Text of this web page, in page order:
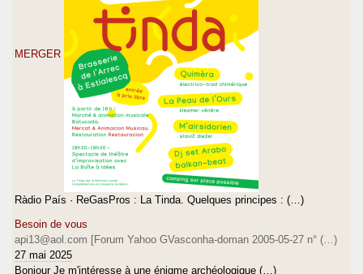
MERGER
Ràdio País · ReGasPros : La Tinda. Quelques principes : (…)
Besoin de vous
api13@aol.com [Forum Yahoo GVasconha-doman 2005-05-27 n° (…)
27 mai 2025
Bonjour Je m'intéresse à une énigme archéologique (…)